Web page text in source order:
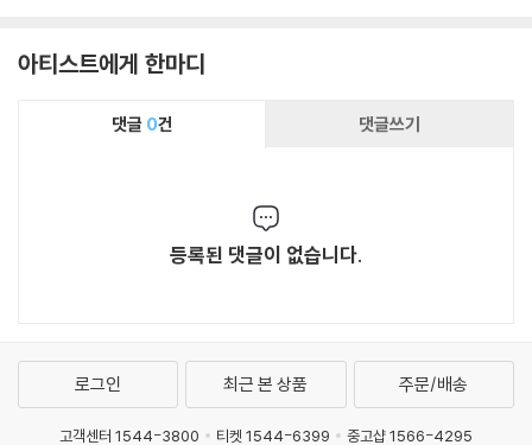
아티스트에게 한마디
댓글 0건 댓글쓰기
등록된 댓글이 없습니다.
로그인 최근 본 상품 주문/배송
고객센터 1544-3800 티켓 1544-6399 중고샵 1566-4295